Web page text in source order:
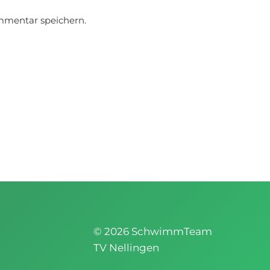
speichern.
© 2026 SchwimmTeam
TV Nellingen